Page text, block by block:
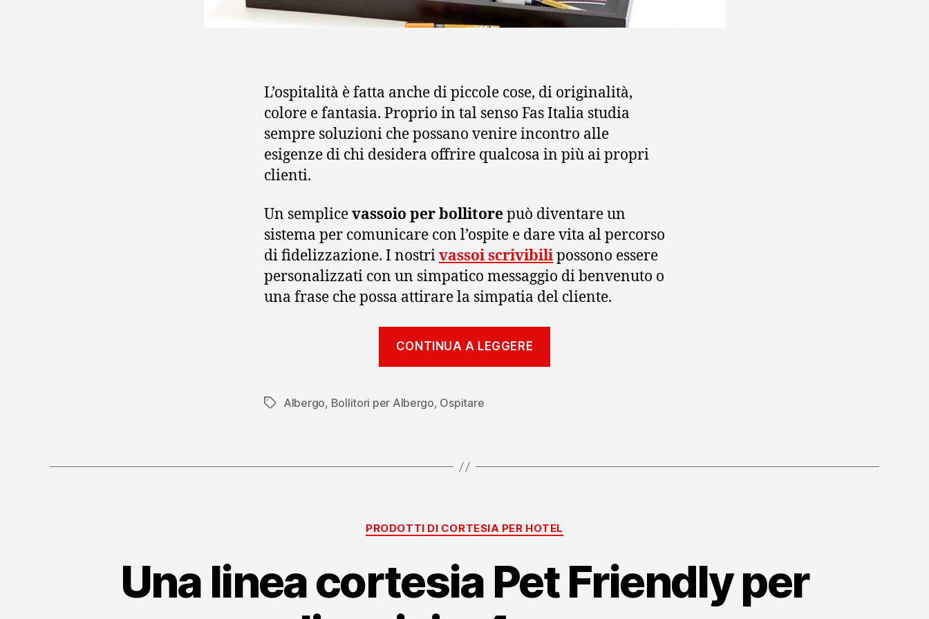
L’ospitalità è fatta anche di piccole cose, di originalità,
colore e fantasia. Proprio in tal senso Fas Italia studia
sempre soluzioni che possano venire incontro alle
esigenze di chi desidera offrire qualcosa in più ai propri
clienti.
Un semplicevassoio per bollitorepuò diventare un
sistema per comunicare con l’ospite e dare vita al percorso
di fidelizzazione. I nostrivassoi scrivibilipossono essere
personalizzati con un simpatico messaggio di benvenuto o
una frase che possa attirare la simpatia del cliente.
CONTINUA A LEGGERE
Tag Albergo, Bollitori per Albergo, Ospitare
Categorie
PRODOTTI DI CORTESIA PER HOTEL
Una linea cortesia Pet Friendly per